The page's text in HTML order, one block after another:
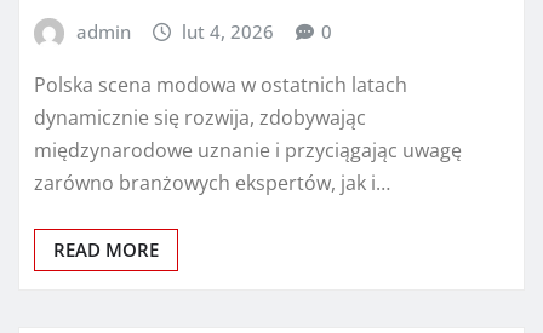
admin lut 4, 2026 0
Polska scena modowa w ostatnich latach
dynamicznie się rozwija, zdobywając
międzynarodowe uznanie i przyciągając uwagę
zarówno branżowych ekspertów, jak i…
READ MORE